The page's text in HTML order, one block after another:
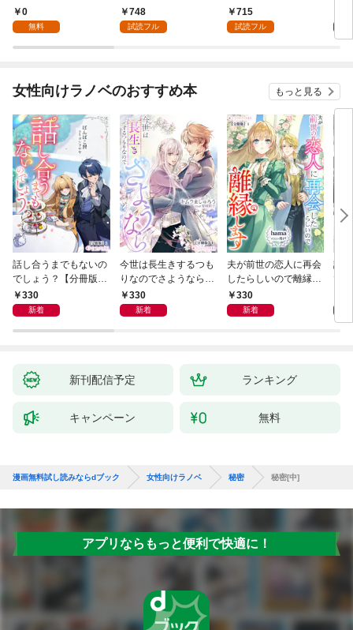
0
無料
748
試読フル
プ包囲網 1
715
試読フル
女性向けラノベのおすすめ本 もっと見る
話し合うまでもないの
でしょう？【分冊版】
1 330
新着
今世は長生きするつも
りなのでさようなら
【分冊版】1
330
新着
夫が前世の恋人に再会
したらしいので離縁し
ます【分冊版】1
330
新着
話
で
新刊配信予定 ランキング
キャンペーン 無料
漫画無料試し読みならdブック 女性向けラノベ 秘密 秘密[中]
アプリならもっと便利で快適に！